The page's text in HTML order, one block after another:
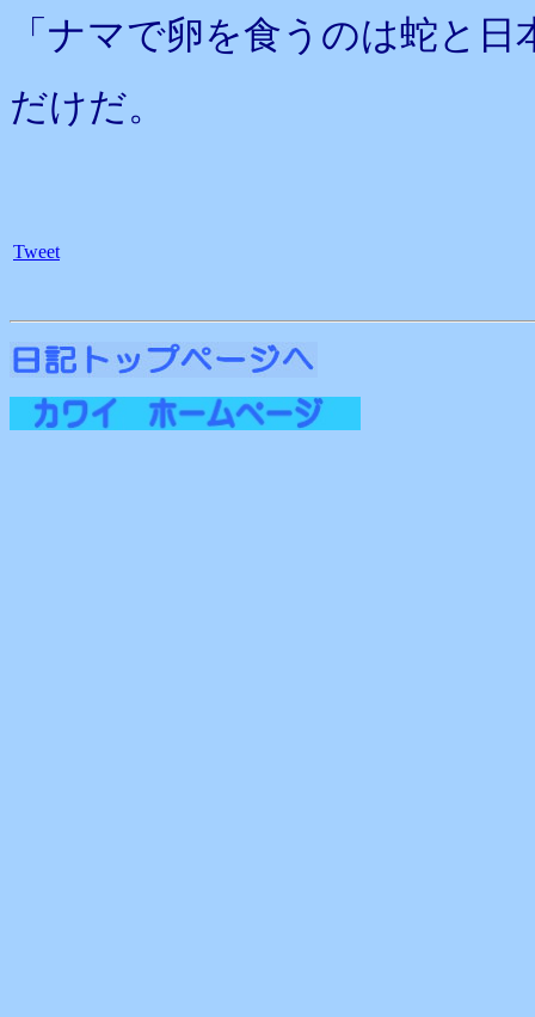
「ナマで卵を食うのは蛇と
だけだ。
Tweet